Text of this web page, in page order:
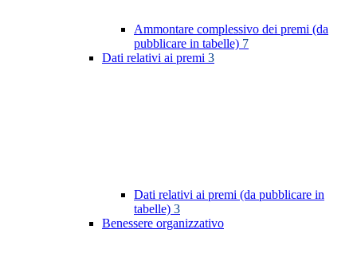
Ammontare complessivo dei premi (da
pubblicare in tabelle) 7
Dati relativi ai premi 3
Dati relativi ai premi (da pubblicare in
tabelle) 3
Benessere organizzativo